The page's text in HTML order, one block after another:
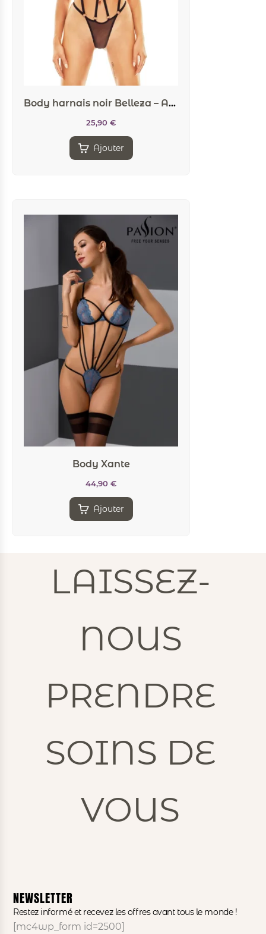
Body harnais noir Belleza – Anaïs
25,90 €
Ajouter
Body Xante
44,90 €
Ajouter
LAISSEZ-
NOUS
PRENDRE
SOINS DE
VOUS
NEWSLETTER
Restez informé et recevez les offres avant tous le monde !
[mc4wp_form id=2500]